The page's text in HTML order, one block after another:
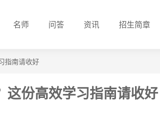
名师 问答 资讯 招生简章
指南请收好
这份高效学习指南请收好